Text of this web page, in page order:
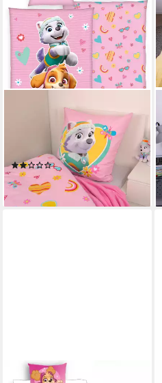
Bettwäsche Paw Patrol,
Renforcé, 2 teilig, Glow in the
(1)
ab 33,37 €
lieferbar - in 3-4 Werktagen bei dir
PAW PATROL